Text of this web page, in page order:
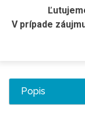
V prípade
Popis